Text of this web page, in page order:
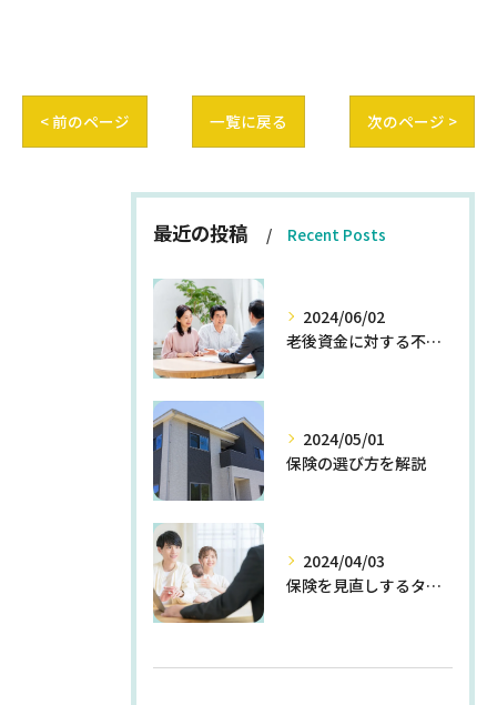
< 前のページ 一覧に戻る 次のページ >
最近の投稿 Recent Posts
2024/06/02
老後資金に対する不安を解消する方法
2024/05/01
保険の選び方を解説
2024/04/03
保険を見直しするタイミングとは